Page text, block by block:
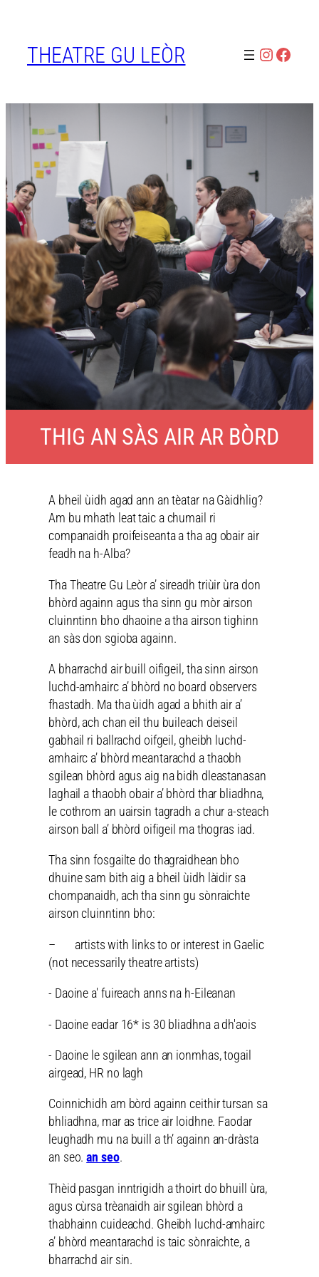
contentTHEATRE GU LEÒR
THIG AN SÀS AIR AR BÒRD
A bheil ùidh agad ann an tèatar na Gàidhlig?
Am bu mhath leat taic a chumail ri
companaidh proifeiseanta a tha ag obair air
feadh na h-Alba?
Tha Theatre Gu Leòr a’ sireadh triùir ùra don
bhòrd againn agus tha sinn gu mòr airson
cluinntinn bho dhaoine a tha airson tighinn
an sàs don sgioba againn.
A bharrachd air buill oifigeil, tha sinn airson
luchd-amhairc a’ bhòrd no board observers
fhastadh. Ma tha ùidh agad a bhith air a’
bhòrd, ach chan eil thu buileach deiseil
gabhail ri ballrachd oifgeil, gheibh luchd-
amhairc a’ bhòrd meantarachd a thaobh
sgilean bhòrd agus aig na bidh dleastanasan
laghail a thaobh obair a’ bhòrd thar bliadhna,
le cothrom an uairsin tagradh a chur a-steach
airson ball a’ bhòrd oifigeil ma thogras iad.
Tha sinn fosgailte do thagraidhean bho
dhuine sam bith aig a bheil ùidh làidir sa
chompanaidh, ach tha sinn gu sònraichte
airson cluinntinn bho:
– artists with links to or interest in Gaelic
(not necessarily theatre artists)
- Daoine a' fuireach anns na h-Eileanan
- Daoine eadar 16* is 30 bliadhna a dh'aois
- Daoine le sgilean ann an ionmhas, togail
airgead, HR no lagh
Coinnichidh am bòrd againn ceithir tursan sa
bhliadhna, mar as trice air loidhne. Faodar
leughadh mu na buill a th’ againn an-dràsta
an seo.an seo.
Thèid pasgan inntrigidh a thoirt do bhuill ùra,
agus cùrsa trèanaidh air sgilean bhòrd a
thabhainn cuideachd. Gheibh luchd-amhairc
a’ bhòrd meantarachd is taic sònraichte, a
bharrachd air sin.